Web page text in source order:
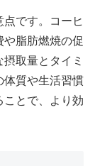
です。コーヒ
脂肪燃焼の促
取量とタイミ
体質や生活習慣
ことで、より効